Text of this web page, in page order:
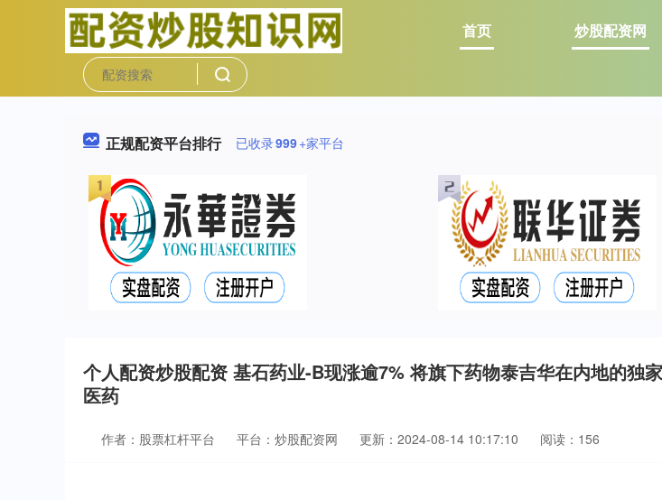
首页 炒股配资网
正规配资平台排行 已收录999+家平台
个人配资炒股配资 基石药业-B现涨逾7% 将旗下药物泰吉华在内地的独
医药
作者：股票杠杆平台 平台：炒股配资网 更新：2024-08-14 10:17:10 阅读：156